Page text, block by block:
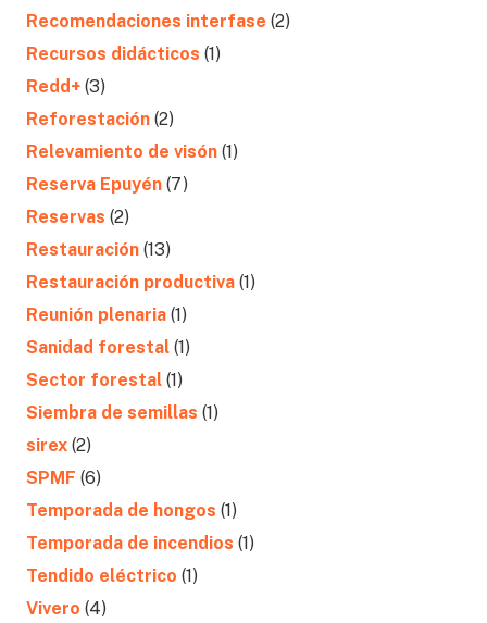
Recomendaciones interfase (2)
Recursos didácticos (1)
Redd+ (3)
Reforestación (2)
Relevamiento de visón (1)
Reserva Epuyén (7)
Reservas (2)
Restauración (13)
Restauración productiva (1)
Reunión plenaria (1)
Sanidad forestal (1)
Sector forestal (1)
Siembra de semillas (1)
sirex (2)
SPMF (6)
Temporada de hongos (1)
Temporada de incendios (1)
Tendido eléctrico (1)
Vivero (4)